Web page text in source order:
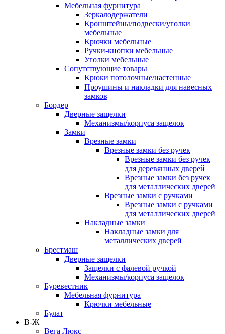
Мебельная фурнитура
Зеркалодержатели
Кронштейны/подвески/уголки
мебельные
Крючки мебельные
Ручки-кнопки мебельные
Уголки мебельные
Сопутствующие товары
Крюки потолочные/настенные
Проушины и накладки для навесных
замков
Бордер
Дверные защелки
Механизмы/корпуса защелок
Замки
Врезные замки
Врезные замки без ручек
Врезные замки без ручек
для деревянных дверей
Врезные замки без ручек
для металлических дверей
Врезные замки с ручками
Врезные замки с ручками
для металлических дверей
Накладные замки
Накладные замки для
металлических дверей
Брестмаш
Дверные защелки
Защелки с фалевой ручкой
Механизмы/корпуса защелок
Буревестник
Мебельная фурнитура
Крючки мебельные
Булат
В-Ж
Вега Люкс